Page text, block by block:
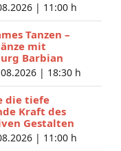
| 11:00 h
Tanzen –
mit
Barbian
| 18:30 h
die tiefe
Kraft des
Gestalten
| 11:00 h